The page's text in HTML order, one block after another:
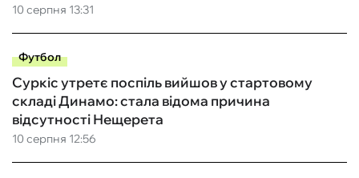
10 серпня 13:31
Футбол
10 серпня 12:56
Суркіс утретє поспіль вийшов у стартовому
складі Динамо: стала відома причина
відсутності Нещерета